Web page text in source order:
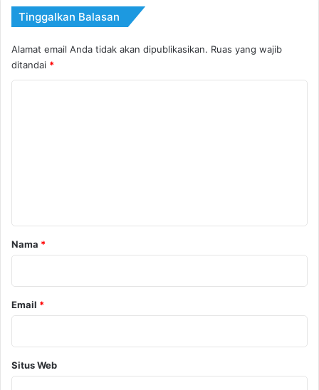
Tinggalkan Balasan
Alamat email Anda tidak akan dipublikasikan. Ruas yang wajib
ditandai *
r
Nama *
Email *
Situs Web